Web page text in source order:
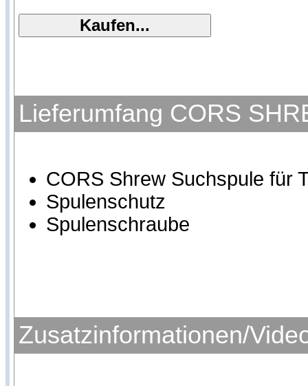
Lieferumfang CORS
CORS Shrew Suchspule für
Spulenschutz
Spulenschraube
Zusatzinformationen/